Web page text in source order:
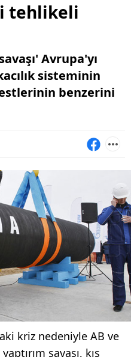
tehlikeli
Avrupa'yı
sisteminin
benzerini
kriz nedeniyle AB ve
savaşı, kış